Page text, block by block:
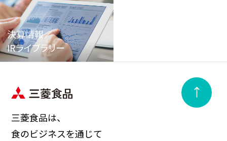
決算情報／
IRライブラリー
三菱食品は、
食のビジネスを通じて